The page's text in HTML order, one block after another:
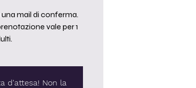
mail di conferma.
vale per 1
d'attesa! Non la